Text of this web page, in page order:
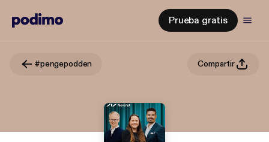
Prueba gratis
#pengepodden Compartir